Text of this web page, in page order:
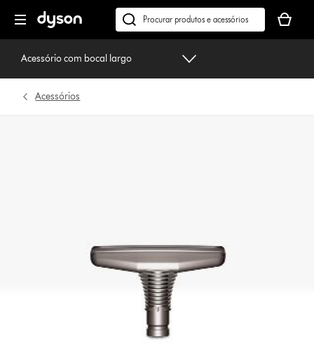
seguinte
Pesquisar
em
dyson.pt
seu
cesto
Acessório com bocal largo
Acessórios